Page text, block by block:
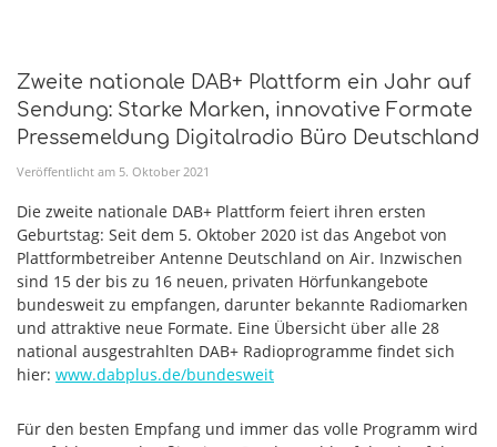
Zweite nationale DAB+ Plattform ein Jahr auf
Sendung: Starke Marken, innovative Formate
Pressemeldung Digitalradio Büro Deutschland
Veröffentlicht am 5. Oktober 2021
Die zweite nationale DAB+ Plattform feiert ihren ersten
Geburtstag: Seit dem 5. Oktober 2020 ist das Angebot von
Plattformbetreiber Antenne Deutschland on Air. Inzwischen
sind 15 der bis zu 16 neuen, privaten Hörfunkangebote
bundesweit zu empfangen, darunter bekannte Radiomarken
und attraktive neue Formate. Eine Übersicht über alle 28
national ausgestrahlten DAB+ Radioprogramme findet sich
hier: www.dabplus.de/bundesweit
Für den besten Empfang und immer das volle Programm wird